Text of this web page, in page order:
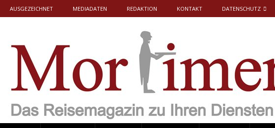
AUSGEZEICHNET MEDIADATEN REDAKTION KONTAKT DATENSCHUTZ